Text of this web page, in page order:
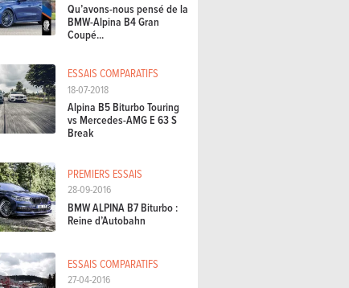
Qu’avons-nous pensé de la
BMW-Alpina B4 Gran
Coupé...
ESSAIS COMPARATIFS
18-07-2018
Alpina B5 Biturbo Touring
vs Mercedes-AMG E 63 S
Break
PREMIERS ESSAIS
28-09-2016
BMW ALPINA B7 Biturbo :
Reine d’Autobahn
ESSAIS COMPARATIFS
27-04-2016